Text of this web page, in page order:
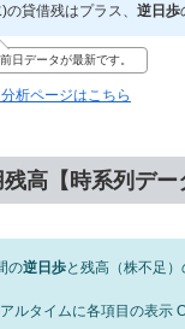
貸借残はプラス、 逆日歩
日データが最新です。
析ページはこちら
高【時系列デー
の逆日歩と残高（株不足
ルタイムに各項目の表示